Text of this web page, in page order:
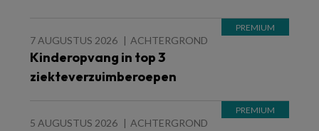
7 AUGUSTUS 2026 ACHTERGROND
Kinderopvang in top 3
ziekteverzuimberoepen
5 AUGUSTUS 2026 ACHTERGROND